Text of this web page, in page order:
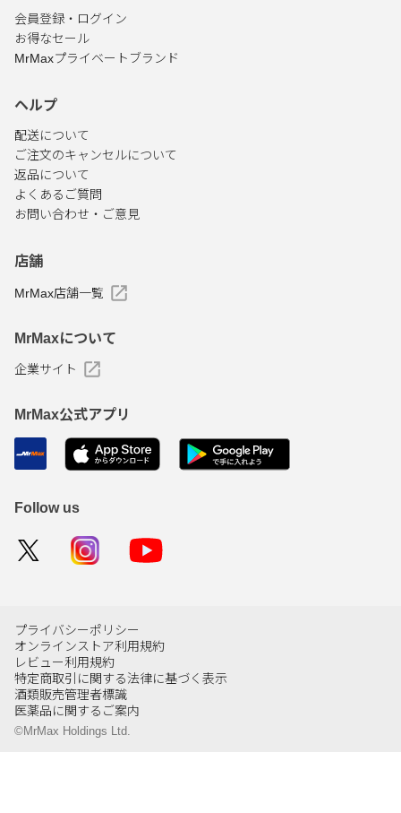
会員登録・ログイン
お得なセール
MrMaxプライベートブランド
ヘルプ
配送について
ご注文のキャンセルについて
返品について
よくあるご質問
お問い合わせ・ご意見
店舗
MrMax店舗一覧
MrMaxについて
企業サイト
MrMax公式アプリ
Follow us
プライバシーポリシー
オンラインストア利用規約
レビュー利用規約
特定商取引に関する法律に基づく表示
酒類販売管理者標識
医薬品に関するご案内
©MrMax Holdings Ltd.